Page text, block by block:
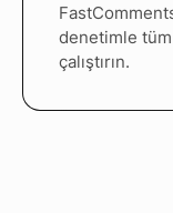
denetimle tüm
çalıştırın.